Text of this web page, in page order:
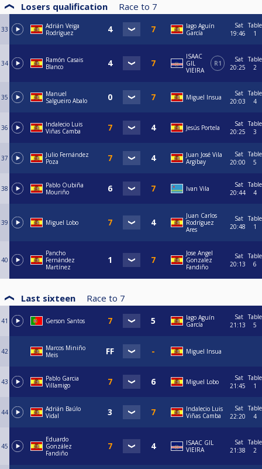
Losers qualification Race to 7
33
Adrián Veiga
Rodríguez
Iago Aguín
García
Sat
19:46
Table
1
34
Ramón Casais
Blanco
ISAAC
GIL
VIEIRA
R1
Sat
20:25
Table
2
35
Manuel
Salgueiro Abalo
Miguel Insua
Sat
20:03
Table
4
36
Indalecio Luis
Viñas Camba
Jesús Portela
Sat
20:25
Table
3
37
Julio Fernández
Poza
Juan José Vila
Argibay
Sat
20:00
Table
5
38
Pablo Oubiña
Mouriño
Ivan Vila
Sat
20:44
Table
4
39 Miguel Lobo
Juan Carlos
Rodríguez
Ares
Sat
20:48
Table
1
40
Pancho
Fernández
Martínez
Jose Angel
Gonzalez
Fandiño
Sat
20:13
Table
6
Last sixteen Race to 7
41 Gerson Santos
Iago Aguín
García
Sat
21:13
Table
5
42
Marcos Miniño
Meis
Miguel Insua
43
Pablo Garcia
Villamigo
Miguel Lobo
Sat
21:45
Table
1
44
Adrián Baúlo
Vidal
Indalecio Luis
Viñas Camba
Sat
22:20
Table
4
45
Eduardo
González
Fandiño
ISAAC GIL
VIEIRA
Sat
21:38
Table
2